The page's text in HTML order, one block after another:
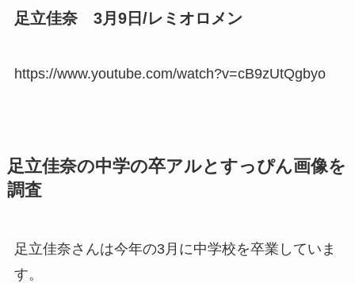
足立佳奈 3月9日/レミオロメン
https://www.youtube.com/watch?v=cB9zUtQgbyo
足立佳奈の中学の卒アルとすっぴん画像を
調査
足立佳奈さんは今年の3月に中学校を卒業していま
す。